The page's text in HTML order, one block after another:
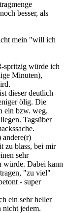
besser, als
mein "will ich
spritzig würde ich
Minuten),
dieser deutlich
ölig. Die
ein bzw. weg,
Tagsüber
andere(r)
zu blass, bei mir
sehr
würde. Dabei kann
"zu viel"
- super
ein sehr heller
jedem.